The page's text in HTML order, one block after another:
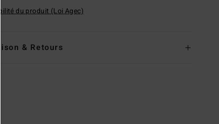
du produit (Loi Agec)
& Retours